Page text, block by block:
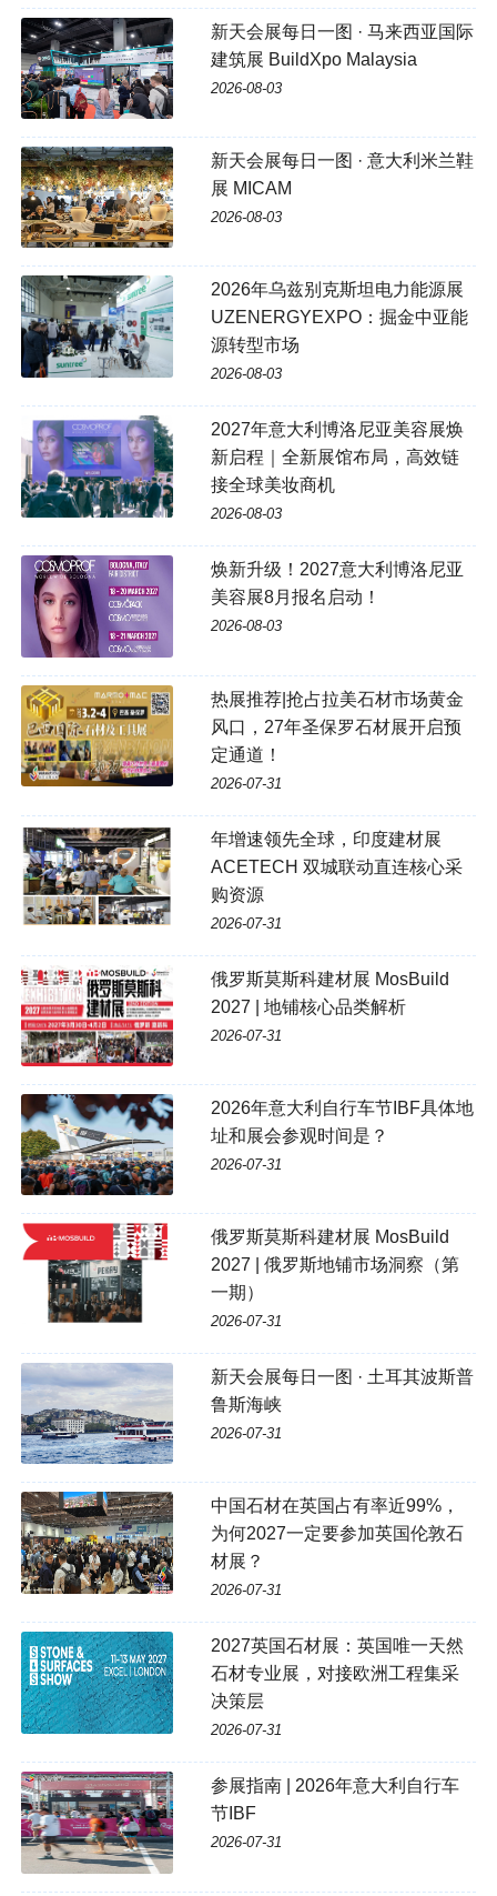
新天会展每日一图 · 马来西亚国际
建筑展 BuildXpo Malaysia
2026-08-03
新天会展每日一图 · 意大利米兰鞋
展 MICAM
2026-08-03
2026年乌兹别克斯坦电力能源展
UZENERGYEXPO：掘金中亚能
源转型市场
2026-08-03
2027年意大利博洛尼亚美容展焕
新启程｜全新展馆布局，高效链
接全球美妆商机
2026-08-03
焕新升级！2027意大利博洛尼亚
美容展8月报名启动！
2026-08-03
热展推荐|抢占拉美石材市场黄金
风口，27年圣保罗石材展开启预
定通道！
2026-07-31
年增速领先全球，印度建材展
ACETECH 双城联动直连核心采
购资源
2026-07-31
俄罗斯莫斯科建材展 MosBuild
2027 | 地铺核心品类解析
2026-07-31
2026年意大利自行车节IBF具体地
址和展会参观时间是？
2026-07-31
俄罗斯莫斯科建材展 MosBuild
2027 | 俄罗斯地铺市场洞察（第
一期）
2026-07-31
新天会展每日一图 · 土耳其波斯普
鲁斯海峡
2026-07-31
中国石材在英国占有率近99%，
为何2027一定要参加英国伦敦石
材展？
2026-07-31
2027英国石材展：英国唯一天然
石材专业展，对接欧洲工程集采
决策层
2026-07-31
参展指南 | 2026年意大利自行车
节IBF
2026-07-31